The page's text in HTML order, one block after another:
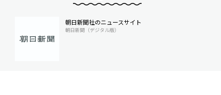
朝日新聞社のニュースサイト
朝日新聞（デジタル版）